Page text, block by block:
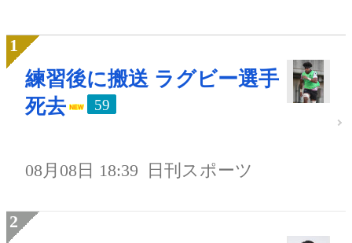
練習後に搬送 ラグビー選手
死去
59
08月08日 18:39 日刊スポーツ